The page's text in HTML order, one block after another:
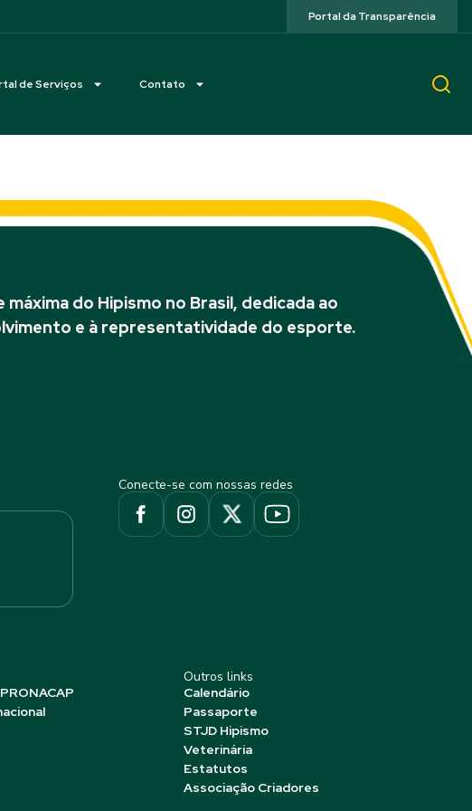
Portal da Transparência
de Serviços Contato
máxima do Hipismo no Brasil, dedicada ao
e à representatividade do esporte.
Conecte-se com nossas redes
Outros links
Calendário
Passaporte
STJD Hipismo
Veterinária
Estatutos
Associação Criadores